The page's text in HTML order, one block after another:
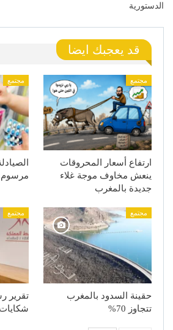
الدستورية
قد يعجبك ايضا
مجتمع
ارتفاع أسعار المحروقات
ينعش مخاوف موجة غلاء
جديدة بالمغرب
مجتمع
مرسوم
مجتمع
حقينة السدود بالمغرب
تتجاوز 70%
مجتمع
تقرير